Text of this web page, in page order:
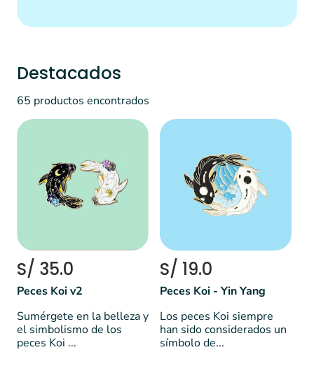
Destacados
65 productos encontrados
S/ 35.0
Peces Koi v2
Sumérgete en la belleza y
el simbolismo de los
peces Koi ...
S/ 19.0
Peces Koi - Yin Yang
Los peces Koi siempre
han sido considerados un
símbolo de...